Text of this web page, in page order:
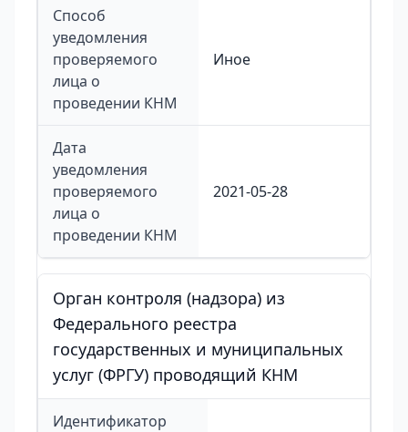
Способ
уведомления
проверяемого
лица о
проведении КНМ
Иное
Дата
уведомления
проверяемого
лица о
проведении КНМ
2021-05-28
Орган контроля (надзора) из
Федерального реестра
государственных и муниципальных
услуг (ФРГУ) проводящий КНМ
Идентификатор